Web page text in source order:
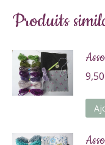
Produits
9,50